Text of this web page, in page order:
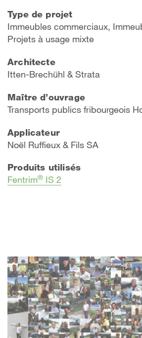
Type de projet
Immeubles commerciaux,
Projets à usage mixte
Architecte
Itten-Brechühl & Strata
Maître d’ouvrage
Transports publics fribourgeois
Applicateur
Noël Ruffieux & Fils SA
Produits utilisés
Fentrim® IS 2